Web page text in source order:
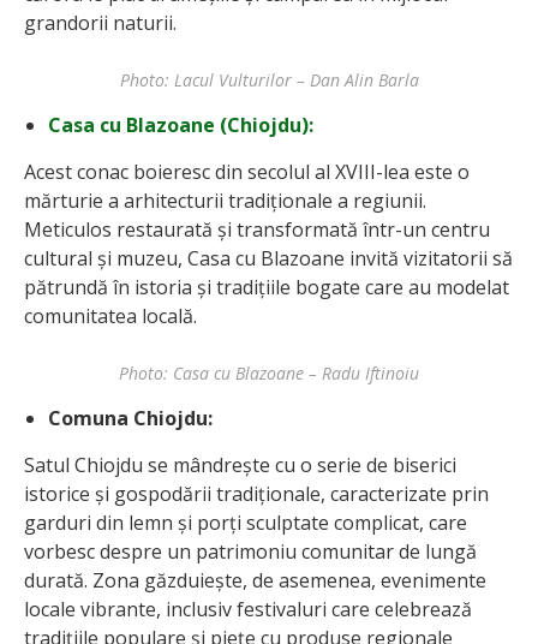
grandorii naturii.
Photo: Lacul Vulturilor – Dan Alin Barla
Casa cu Blazoane (Chiojdu):
Acest conac boieresc din secolul al XVIII-lea este o
mărturie a arhitecturii tradiționale a regiunii.
Meticulos restaurată și transformată într-un centru
cultural și muzeu, Casa cu Blazoane invită vizitatorii să
pătrundă în istoria și tradițiile bogate care au modelat
comunitatea locală.
Photo: Casa cu Blazoane – Radu Iftinoiu
Comuna Chiojdu:
Satul Chiojdu se mândrește cu o serie de biserici
istorice și gospodării tradiționale, caracterizate prin
garduri din lemn și porți sculptate complicat, care
vorbesc despre un patrimoniu comunitar de lungă
durată. Zona găzduiește, de asemenea, evenimente
locale vibrante, inclusiv festivaluri care celebrează
tradițiile populare și piețe cu produse regionale